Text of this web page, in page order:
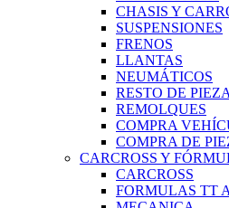
CHASIS Y
SUSPENSIONES
FRENOS
LLANTAS
NEUMÁTICOS
RESTO DE
REMOLQUES
COMPRA
COMPRA DE
CARCROSS Y
CARCROSS
FORMULAS TT